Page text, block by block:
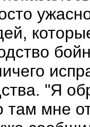
ужасно
"Я
мне